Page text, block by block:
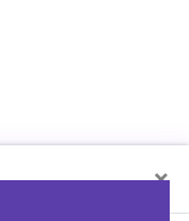
×